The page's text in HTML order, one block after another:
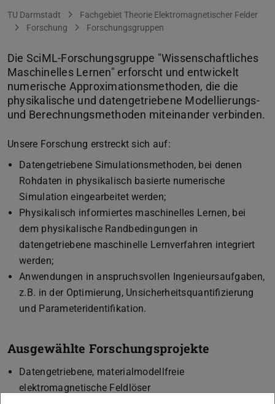
Sie befinden sich hier:
TU Darmstadt
Fachgebiet Theorie Elektromagnetischer Felder
Forschung
Forschungsgruppen
Die SciML-Forschungsgruppe "Wissenschaftliches
Maschinelles Lernen" erforscht und entwickelt
numerische Approximationsmethoden, die die
physikalische und datengetriebene Modellierungs-
und Berechnungsmethoden miteinander verbinden.
Unsere Forschung erstreckt sich auf:
Datengetriebene Simulationsmethoden, bei denen
Rohdaten in physikalisch basierte numerische
Simulation eingearbeitet werden;
Physikalisch informiertes maschinelles Lernen, bei
dem physikalische Randbedingungen in
datengetriebene maschinelle Lernverfahren integriert
werden;
Anwendungen in anspruchsvollen Ingenieursaufgaben,
z.B. in der Optimierung, Unsicherheitsquantifizierung
und Parameteridentifikation.
Ausgewählte Forschungsprojekte
Datengetriebene, materialmodellfreie
elektromagnetische Feldlöser